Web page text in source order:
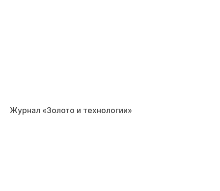
Журнал «Золото и технологии»